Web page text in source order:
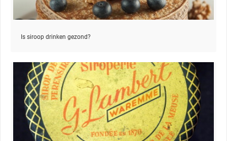
Is siroop drinken gezond?